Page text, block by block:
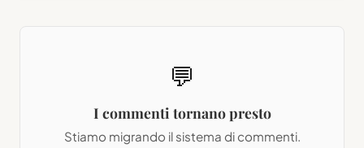
💬
I commenti tornano presto
Stiamo migrando il sistema di commenti.